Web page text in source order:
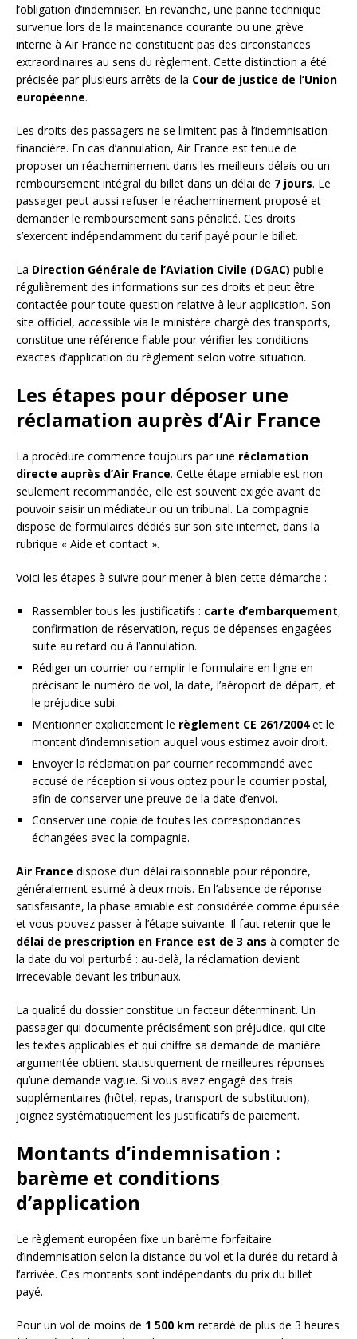
l’obligation d’indemniser. En revanche, une panne technique
survenue lors de la maintenance courante ou une grève
interne à Air France ne constituent pas des circonstances
extraordinaires au sens du règlement. Cette distinction a été
précisée par plusieurs arrêts de la Cour de justice de l’Union
européenne.
Les droits des passagers ne se limitent pas à l’indemnisation
financière. En cas d’annulation, Air France est tenue de
proposer un réacheminement dans les meilleurs délais ou un
remboursement intégral du billet dans un délai de 7 jours. Le
passager peut aussi refuser le réacheminement proposé et
demander le remboursement sans pénalité. Ces droits
s’exercent indépendamment du tarif payé pour le billet.
La Direction Générale de l’Aviation Civile (DGAC) publie
régulièrement des informations sur ces droits et peut être
contactée pour toute question relative à leur application. Son
site officiel, accessible via le ministère chargé des transports,
constitue une référence fiable pour vérifier les conditions
exactes d’application du règlement selon votre situation.
Les étapes pour déposer une
réclamation auprès d’Air France
La procédure commence toujours par une réclamation
directe auprès d’Air France. Cette étape amiable est non
seulement recommandée, elle est souvent exigée avant de
pouvoir saisir un médiateur ou un tribunal. La compagnie
dispose de formulaires dédiés sur son site internet, dans la
rubrique « Aide et contact ».
Voici les étapes à suivre pour mener à bien cette démarche :
Rassembler tous les justificatifs : carte d’embarquement,
confirmation de réservation, reçus de dépenses engagées
suite au retard ou à l’annulation.
Rédiger un courrier ou remplir le formulaire en ligne en
précisant le numéro de vol, la date, l’aéroport de départ, et
le préjudice subi.
Mentionner explicitement le règlement CE 261/2004et le
montant d’indemnisation auquel vous estimez avoir droit.
Envoyer la réclamation par courrier recommandé avec
accusé de réception si vous optez pour le courrier postal,
afin de conserver une preuve de la date d’envoi.
Conserver une copie de toutes les correspondances
échangées avec la compagnie.
Air France dispose d’un délai raisonnable pour répondre,
généralement estimé à deux mois. En l’absence de réponse
satisfaisante, la phase amiable est considérée comme épuisée
et vous pouvez passer à l’étape suivante. Il faut retenir que le
délai de prescription en France est de 3 ans à compter de
la date du vol perturbé : au-delà, la réclamation devient
irrecevable devant les tribunaux.
La qualité du dossier constitue un facteur déterminant. Un
passager qui documente précisément son préjudice, qui cite
les textes applicables et qui chiffre sa demande de manière
argumentée obtient statistiquement de meilleures réponses
qu’une demande vague. Si vous avez engagé des frais
supplémentaires (hôtel, repas, transport de substitution),
joignez systématiquement les justificatifs de paiement.
Montants d’indemnisation :
barème et conditions
d’application
Le règlement européen fixe un barème forfaitaire
d’indemnisation selon la distance du vol et la durée du retard à
l’arrivée. Ces montants sont indépendants du prix du billet
payé.
Pour un vol de moins de 1 500 km retardé de plus de 3 heures